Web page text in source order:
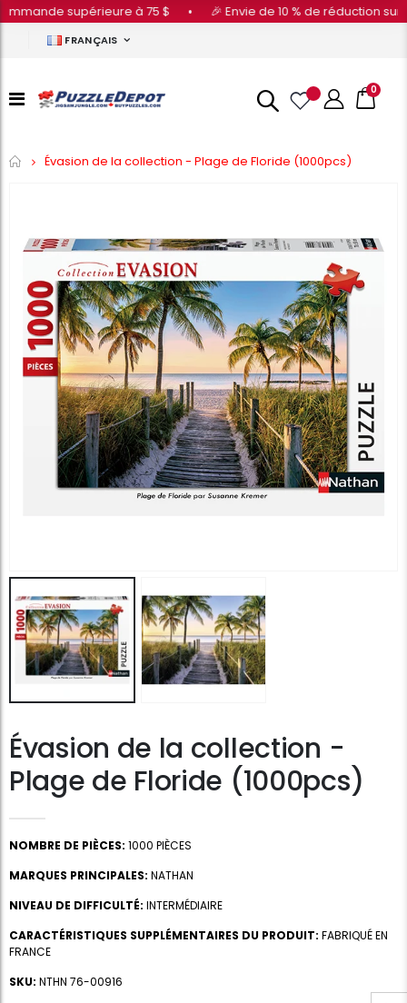
supérieure à 75 $ • 🎉 Envie de 10 % de réduction sur
FRANÇAIS
0
Accueil
Évasion de la collection - Plage de Floride (1000pcs)
Évasion de la collection -
Plage de Floride (1000pcs)
NOMBRE DE PIÈCES: 1000 PIÈCES
MARQUES PRINCIPALES: NATHAN
NIVEAU DE DIFFICULTÉ: INTERMÉDIAIRE
CARACTÉRISTIQUES SUPPLÉMENTAIRES DU PRODUIT: FABRIQUÉ EN
FRANCE
SKU: NTHN 76-00916
$10.99